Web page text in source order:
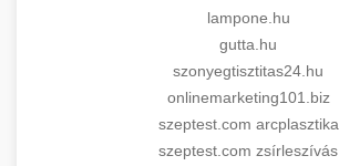
lampone.hu
gutta.hu
szonyegtisztitas24.hu
onlinemarketing101.biz
szeptest.com arcplasztika
szeptest.com zsírleszívás